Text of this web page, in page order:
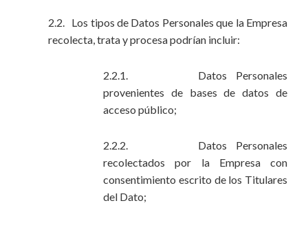
2.2. Los tipos de Datos Personales que la Empresa
recolecta, trata y procesa podrían incluir:
2.2.1. Datos Personales
provenientes de bases de datos de
acceso público;
2.2.2. Datos Personales
recolectados por la Empresa con
consentimiento escrito de los Titulares
del Dato;